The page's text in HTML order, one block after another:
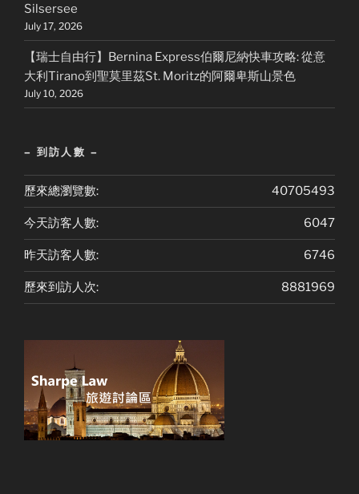
Silsersee
July 17, 2026
【瑞士自由行】Bernina Express伯爾尼納快車攻略: 從意
大利Tirano到聖莫里茲St. Moritz的阿爾卑斯山景色
July 10, 2026
– 到訪人數 –
40705493
歷來總瀏覽數:
6047
今天訪客人數:
6746
昨天訪客人數:
8881969
歷來到訪人次: